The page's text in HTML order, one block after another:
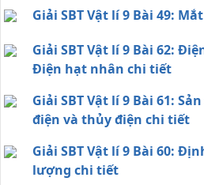
Giải SBT Vật lí 9 Bài 49:
Giải SBT Vật lí 9 Bài 62:
Điện hạt nhân chi tiết
Giải SBT Vật lí 9 Bài 61:
điện và thủy điện chi tiết
Giải SBT Vật lí 9 Bài 60:
lượng chi tiết